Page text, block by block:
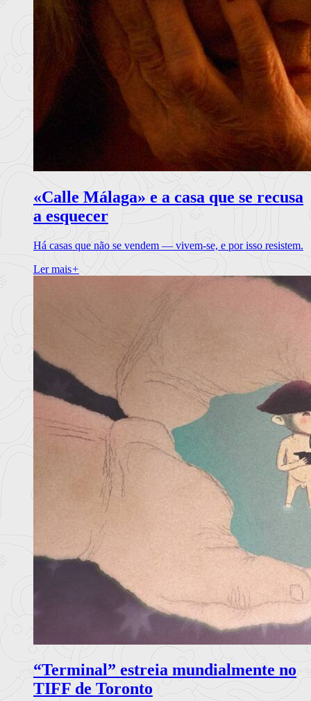
«Calle Málaga» e a casa que se recusa
a esquecer
Há casas que não se vendem — vivem-se, e por isso resistem.
Ler mais+
“Terminal” estreia mundialmente no
TIFF de Toronto